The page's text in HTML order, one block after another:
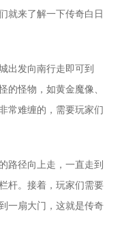
就来了解一下传奇白日
出发向南行走即可到
的怪物，如黄金魔像、
常难缠的，需要玩家们
路径向上走，一直走到
杆。接着，玩家们需要
一扇大门，这就是传奇